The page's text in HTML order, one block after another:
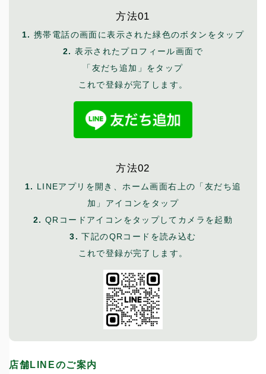
方法01
1. 携帯電話の画面に表示された緑色のボタンをタップ
2. 表示されたプロフィール画面で
「友だち追加」をタップ
これで登録が完了します。
方法02
1. LINEアプリを開き、ホーム画面右上の「友だち追
加」アイコンをタップ
2. QRコードアイコンをタップしてカメラを起動
3. 下記のQRコードを読み込む
これで登録が完了します。
店舗LINEのご案内